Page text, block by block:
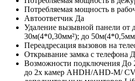
Потребляемая мощность в
Автоответчик Да
Удаление вызывной панели от
30м(4*0,30мм²); до
Переадресация вызовов на
Открывание замка с телефона
Возможности подключения До
до 2х камер AHDH/AHD-M/